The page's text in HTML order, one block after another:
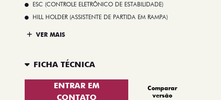
ESC (CONTROLE ELETRÔNICO DE ESTABILIDADE)
HILL HOLDER (ASSISTENTE DE PARTIDA EM RAMPA)
VER MAIS
FICHA TÉCNICA
ENTRAR EM
CONTATO
Comparar
versão